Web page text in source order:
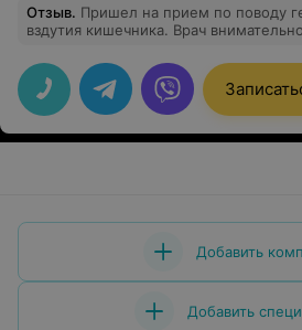
Отзыв. Пришел на прием по поводу
вздутия кишечника. Врач внимательно выслушал,
манипуляции. Все было аккуратно и
неудобствами. После этого
причины возникновения проблем,
На все вопросы Я получил
ответы. Как человек врач очень
Добавить
Добавить